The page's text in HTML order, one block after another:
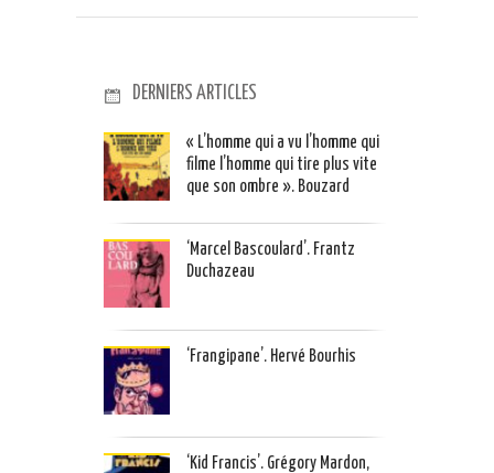
DERNIERS ARTICLES
« L’homme qui a vu l’homme qui
filme l’homme qui tire plus vite
que son ombre ». Bouzard
‘Marcel Bascoulard’. Frantz
Duchazeau
‘Frangipane’. Hervé Bourhis
‘Kid Francis’. Grégory Mardon,